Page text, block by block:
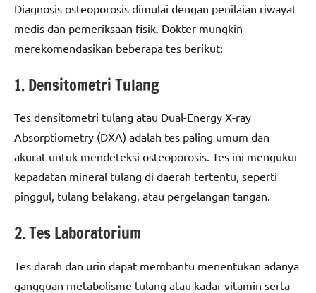
Diagnosis osteoporosis dimulai dengan penilaian riwayat
medis dan pemeriksaan fisik. Dokter mungkin
merekomendasikan beberapa tes berikut:
1. Densitometri Tulang
Tes densitometri tulang atau Dual-Energy X-ray
Absorptiometry (DXA) adalah tes paling umum dan
akurat untuk mendeteksi osteoporosis. Tes ini mengukur
kepadatan mineral tulang di daerah tertentu, seperti
pinggul, tulang belakang, atau pergelangan tangan.
2. Tes Laboratorium
Tes darah dan urin dapat membantu menentukan adanya
gangguan metabolisme tulang atau kadar vitamin serta